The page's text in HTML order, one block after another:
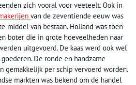
zich vooral voor veeteelt. Ook in
van de zeventiende eeuw was
middel van bestaan. Holland was toen
boter die in grote hoeveelheden naar
uitgevoerd. De kaas werd ook wel
De ronde en handzame
gemakkelijk per schip vervoerd worden.
markten was bekend om de handel